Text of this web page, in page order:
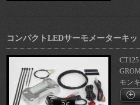
コンパクトLEDサーモメーターキ
CT125
モン